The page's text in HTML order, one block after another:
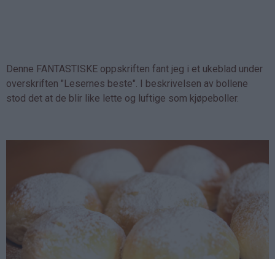
Denne FANTASTISKE oppskriften fant jeg i et ukeblad under
overskriften "Lesernes beste". I beskrivelsen av bollene
stod det at de blir like lette og luftige som kjøpeboller.